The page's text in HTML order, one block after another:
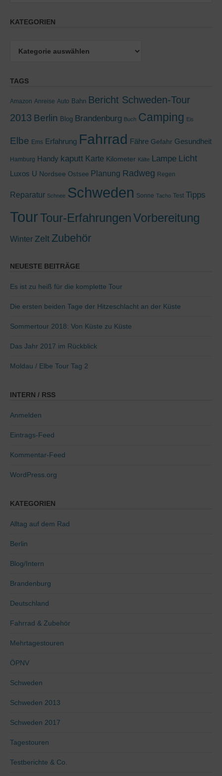
KATEGORIEN
TAGS
Amazon Anreise Auto Bahn Bericht Schweden-Tour
2013 Berlin Blog Brandenburg Buch Camping Eis
Elbe Ems Erfahrung Fahrrad Fähre Gefahr Gesundheit
Hamburg Handy kaputt Karte Kilometer Kälte Lampe Licht
Luxos U Nordsee Ostsee Planung Radweg Regen
Reparatur Schnee Schweden Sonne Tacho Test Tipps
TourTour-ErfahrungenVorbereitung
Winter Zelt Zubehör
NEUESTE BEITRÄGE
Es ist zu heiß für die komplette Tour
Die ersten beiden Tage der Hitzeschlacht an der Küste
Sommertour 2018: Von Küste zu Küste
Das Jahr 2017 im Rückblick
Moldau / Elbe Tour Tag 2
INTERN / RSS
Anmelden
Eintrags-Feed
Kommentar-Feed
WordPress.org
KATEGORIEN
Alltag auf dem Rad
Berlin
Blog/Intern
Brandenburg
Deutschland
Fahrrad & Zubehör
Mehrtagestouren
ÖPNV
Schweden
Schweden 2013
Schweden 2017
Tagestouren
Testberichte & Co.